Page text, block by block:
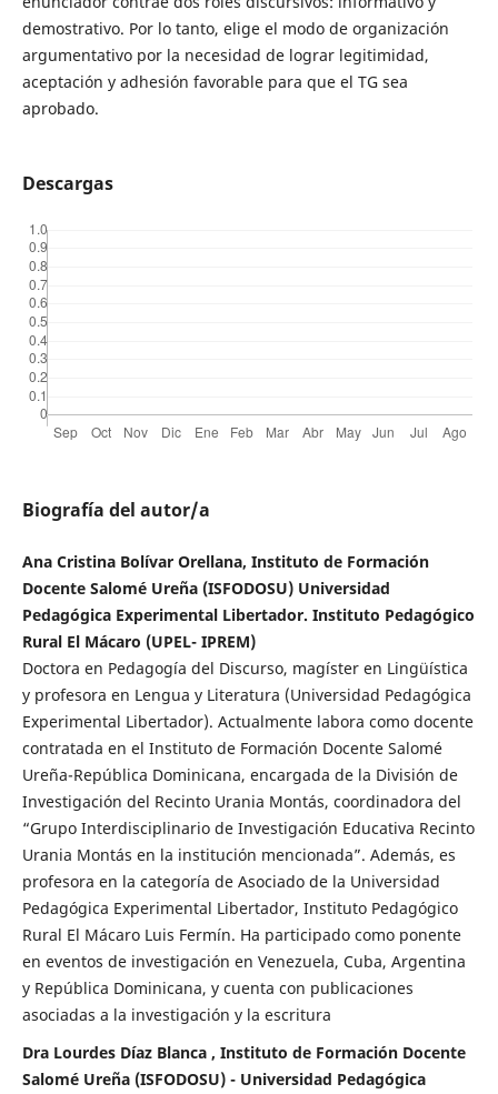
demostrativo. Por lo tanto, elige el modo de organización
argumentativo por la necesidad de lograr legitimidad,
aceptación y adhesión favorable para que el TG sea
aprobado.
Descargas
Biografía del autor/a
Ana Cristina Bolívar Orellana, Instituto de Formación
Docente Salomé Ureña (ISFODOSU) Universidad
Pedagógica Experimental Libertador. Instituto Pedagógico
Rural El Mácaro (UPEL- IPREM)
Doctora en Pedagogía del Discurso, magíster en Lingüística
y profesora en Lengua y Literatura (Universidad Pedagógica
Experimental Libertador). Actualmente labora como docente
contratada en el Instituto de Formación Docente Salomé
Ureña-República Dominicana, encargada de la División de
Investigación del Recinto Urania Montás, coordinadora del
“Grupo Interdisciplinario de Investigación Educativa Recinto
Urania Montás en la institución mencionada”. Además, es
profesora en la categoría de Asociado de la Universidad
Pedagógica Experimental Libertador, Instituto Pedagógico
Rural El Mácaro Luis Fermín. Ha participado como ponente
en eventos de investigación en Venezuela, Cuba, Argentina
y República Dominicana, y cuenta con publicaciones
asociadas a la investigación y la escritura
Dra Lourdes Díaz Blanca , Instituto de Formación Docente
Salomé Ureña (ISFODOSU) - Universidad Pedagógica